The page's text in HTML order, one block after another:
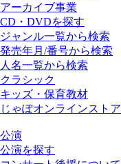
アーカイブ事業
CD・DVDを探す
ジャンル一覧から検索
発売年月/番号から検索
人名一覧から検索
クラシック
キッズ・保育教材
じゃぽオンラインストア
公演
公演を探す